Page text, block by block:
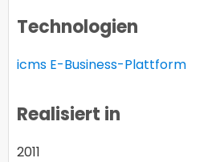
Technologien
icms E-Business-Plattform
Realisiert in
2011